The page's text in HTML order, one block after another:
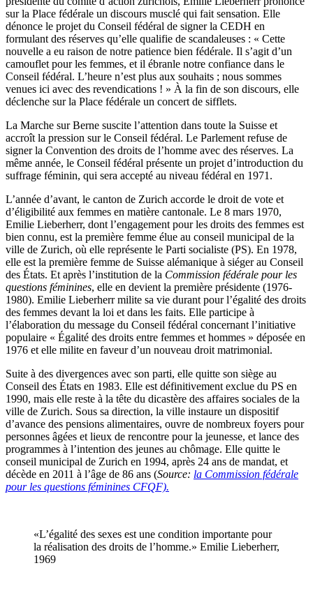
sur la Place fédérale un discours musclé qui fait sensation. Elle
dénonce le projet du Conseil fédéral de signer la CEDH en
formulant des réserves qu’elle qualifie de scandaleuses : « Cette
nouvelle a eu raison de notre patience bien fédérale. Il s’agit d’un
camouflet pour les femmes, et il ébranle notre confiance dans le
Conseil fédéral. L’heure n’est plus aux souhaits ; nous sommes
venues ici avec des revendications ! » À la fin de son discours, elle
déclenche sur la Place fédérale un concert de sifflets.
La Marche sur Berne suscite l’attention dans toute la Suisse et
accroît la pression sur le Conseil fédéral. Le Parlement refuse de
signer la Convention des droits de l’homme avec des réserves. La
même année, le Conseil fédéral présente un projet d’introduction du
suffrage féminin, qui sera accepté au niveau fédéral en 1971.
L’année d’avant, le canton de Zurich accorde le droit de vote et
d’éligibilité aux femmes en matière cantonale. Le 8 mars 1970,
Emilie Lieberherr, dont l’engagement pour les droits des femmes est
bien connu, est la première femme élue au conseil municipal de la
ville de Zurich, où elle représente le Parti socialiste (PS). En 1978,
elle est la première femme de Suisse alémanique à siéger au Conseil
des États. Et après l’institution de la Commission fédérale pour les
questions féminines, elle en devient la première présidente (1976-
1980). Emilie Lieberherr milite sa vie durant pour l’égalité des droits
des femmes devant la loi et dans les faits. Elle participe à
l’élaboration du message du Conseil fédéral concernant l’initiative
populaire « Égalité des droits entre femmes et hommes » déposée en
1976 et elle milite en faveur d’un nouveau droit matrimonial.
Suite à des divergences avec son parti, elle quitte son siège au
Conseil des États en 1983. Elle est définitivement exclue du PS en
1990, mais elle reste à la tête du dicastère des affaires sociales de la
ville de Zurich. Sous sa direction, la ville instaure un dispositif
d’avance des pensions alimentaires, ouvre de nombreux foyers pour
personnes âgées et lieux de rencontre pour la jeunesse, et lance des
programmes à l’intention des jeunes au chômage. Elle quitte le
conseil municipal de Zurich en 1994, après 24 ans de mandat, et
décède en 2011 à l’âge de 86 ans (Source: la Commission fédérale
pour les questions féminines CFQF).
«L’égalité des sexes est une condition importante pour
la réalisation des droits de l’homme.» Emilie Lieberherr,
1969